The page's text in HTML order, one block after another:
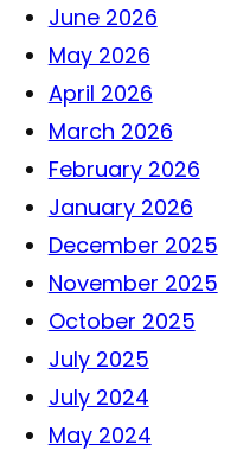
June 2026
May 2026
April 2026
March 2026
February 2026
January 2026
December 2025
November 2025
October 2025
July 2025
July 2024
May 2024